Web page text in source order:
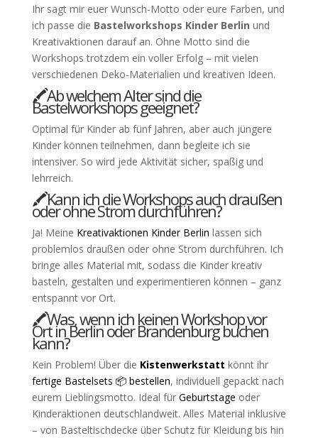
Ihr sagt mir euer Wunsch-Motto oder eure Farben, und
ich passe die Bastelworkshops Kinder Berlin und
Kreativaktionen darauf an. Ohne Motto sind die
Workshops trotzdem ein voller Erfolg – mit vielen
verschiedenen Deko-Materialien und kreativen Ideen.
🖍️Ab welchem Alter sind die
Bastelworkshops geeignet?
Optimal für Kinder ab fünf Jahren, aber auch jüngere
Kinder können teilnehmen, dann begleite ich sie
intensiver. So wird jede Aktivität sicher, spaßig und
lehrreich.
🖍️Kann ich die Workshops auch draußen
oder ohne Strom durchführen?
Ja! Meine Kreativaktionen Kinder Berlin lassen sich
problemlos draußen oder ohne Strom durchführen. Ich
bringe alles Material mit, sodass die Kinder kreativ
basteln, gestalten und experimentieren können – ganz
entspannt vor Ort.
🖍️Was, wenn ich keinen Workshop vor
Ort in Berlin oder Brandenburg buchen
kann?
Kein Problem! Über die Kistenwerkstatt könnt ihr
fertige Bastelsets 📦 bestellen, individuell gepackt nach
eurem Lieblingsmotto. Ideal für Geburtstage oder
Kinderaktionen deutschlandweit. Alles Material inklusive
– von Basteltischdecke über Schutz für Kleidung bis hin